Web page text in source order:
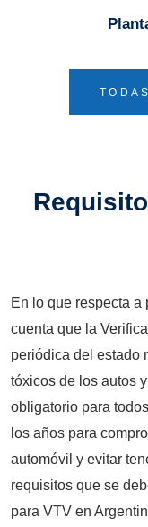
En lo que respecta a
cuenta que la
periódica del estado
tóxicos de los autos
obligatorio para
los años para
automóvil y evitar
requisitos que se
para VTV en